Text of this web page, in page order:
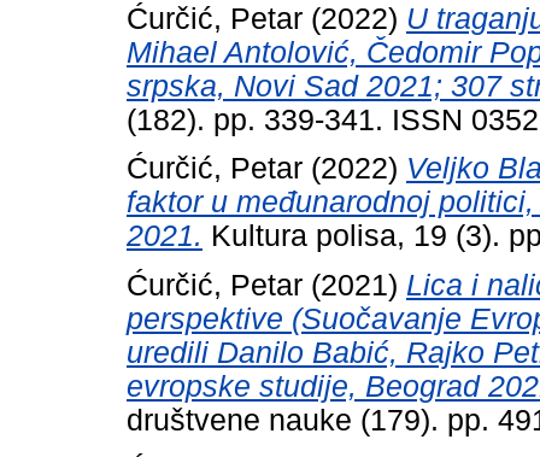
Ćurčić, Petar (2022) U
Mihael Antolović, Čedomir
srpska, Novi Sad 2021; 307
(182). pp. 339-341. ISSN
Ćurčić, Petar (2022) Veljko
faktor u međunarodnoj
2021. Kultura polisa, 19 (3).
Ćurčić, Petar (2021) Lica i
perspektive (Suočavanje
uredili Danilo Babić, Rajko
evropske studije, Beograd
društvene nauke (179). pp.